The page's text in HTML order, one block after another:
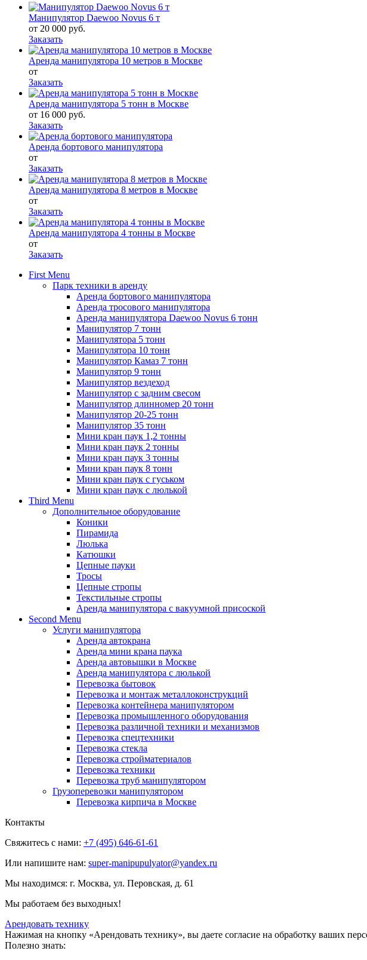
Манипулятор Daewoo Novus 6 т
от 20 000 руб.
Заказать
Аренда манипулятора 10 метров в Москве
от
Заказать
Аренда манипулятора 5 тонн в Москве
от 16 000 руб.
Заказать
Аренда бортового манипулятора
от
Заказать
Аренда манипулятора 8 метров в Москве
от
Заказать
Аренда манипулятора 4 тонны в Москве
от
Заказать
First Menu
Парк техники в аренду
Аренда бортового манипулятора
Аренда тросового манипулятора
Аренда манипулятора Daewoo Novus 6 тонн
Манипулятор 7 тонн
Манипулятора 5 тонн
Манипулятора 10 тонн
Манипулятор Камаз 7 тонн
Манипулятор 9 тонн
Манипулятор вездеход
Манипулятор с задним свесом
Манипулятор длинномер 20 тонн
Манипулятор 20-25 тонн
Манипулятор 35 тонн
Мини кран паук 1,2 тонны
Мини кран паук 2 тонны
Мини кран паук 3 тонны
Мини кран паук 8 тонн
Мини кран паук с гуськом
Мини кран паук с люлькой
Third Menu
Дополнительное оборудование
Коники
Пирамида
Люлька
Катюшки
Цепные пауки
Тросы
Цепные стропы
Текстильные стропы
Аренда манипулятора с вакуумной присоской
Second Menu
Услуги манипулятора
Аренда автокрана
Аренда мини крана паука
Аренда автовышки в Москве
Аренда манипулятора с люлькой
Перевозка бытовок
Перевозка и монтаж металлоконструкций
Перевозка контейнера манипулятором
Перевозка промышленного оборудования
Перевозка различной техники и механизмов
Перевозка спецтехники
Перевозка стекла
Перевозка стройматериалов
Перевозка техники
Перевозка труб манипулятором
Грузоперевозки манипулятором
Перевозка кирпича в Москве
Контакты
Свяжитесь с нами: +7 (495) 646-61-61
Или напишите нам: super-manipupulyator@yandex.ru
Мы находимся: г. Москва, ул. Перовская, д. 61
Мы работаем без выходных!
Арендовать технику
Нажимая на кнопку «Арендовать технику», вы даете согласие на обработку ваших
Полезно знать: